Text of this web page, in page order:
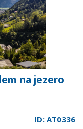
na jezero
ID: AT0336